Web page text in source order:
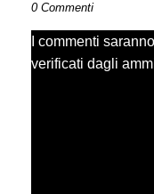
0 Commenti
I commenti
verificati dagli